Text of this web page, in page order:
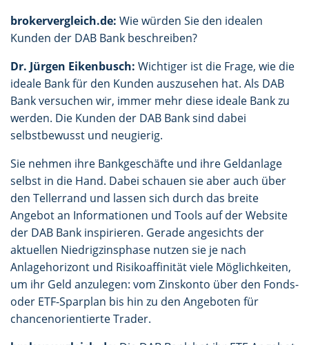
brokervergleich.de: Wie würden Sie den idealen
Kunden der DAB Bank beschreiben?
Dr. Jürgen Eikenbusch: Wichtiger ist die Frage, wie die
ideale Bank für den Kunden auszusehen hat. Als DAB
Bank versuchen wir, immer mehr diese ideale Bank zu
werden. Die Kunden der DAB Bank sind dabei
selbstbewusst und neugierig.
Sie nehmen ihre Bankgeschäfte und ihre Geldanlage
selbst in die Hand. Dabei schauen sie aber auch über
den Tellerrand und lassen sich durch das breite
Angebot an Informationen und Tools auf der Website
der DAB Bank inspirieren. Gerade angesichts der
aktuellen Niedrigzinsphase nutzen sie je nach
Anlagehorizont und Risikoaffinität viele Möglichkeiten,
um ihr Geld anzulegen: vom Zinskonto über den Fonds-
oder ETF-Sparplan bis hin zu den Angeboten für
chancenorientierte Trader.